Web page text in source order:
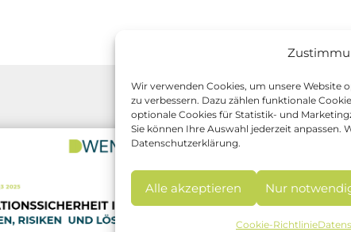
Wir verwenden Cookies, um unsere Website
zu verbessern. Dazu zählen funktionale
optionale Cookies für Statistik- und
Sie können Ihre Auswahl jederzeit anpassen.
Datenschutzerklärung.
Alle akzeptieren Nur
Cookie-Richtlinie
IT-
Unser aktuelles
in die größten